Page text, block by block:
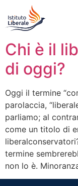
Chi è il
di oggi?
Oggi il termine
parolaccia,
parliamo; al
come un titolo di
termine
non lo è.